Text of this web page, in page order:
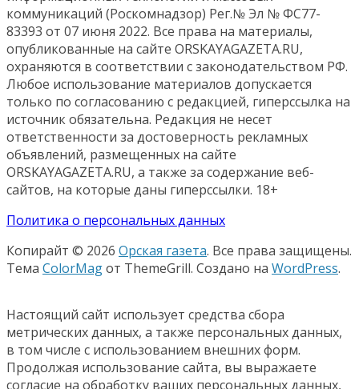
коммуникаций (Роскомнадзор) Рег.№ Эл № ФС77-
83393 от 07 июня 2022. Все права на материалы,
опубликованные на сайте ORSKAYAGAZETA.RU,
охраняются в соответствии с законодательством РФ.
Любое использование материалов допускается
только по согласованию с редакцией, гиперссылка на
источник обязательна. Редакция не несет
ответственности за достоверность рекламных
объявлений, размещенных на сайте
ORSKAYAGAZETA.RU, а также за содержание веб-
сайтов, на которые даны гиперссылки. 18+
Политика о персональных данных
Копирайт © 2026 Орская газета. Все права защищены.
Тема ColorMagот ThemeGrill. Создано на WordPress.
Настоящий сайт использует средства сбора
метрических данных, а также персональных данных,
в том числе с использованием внешних форм.
Продолжая использование сайта, вы выражаете
согласие на обработку ваших персональных данных,